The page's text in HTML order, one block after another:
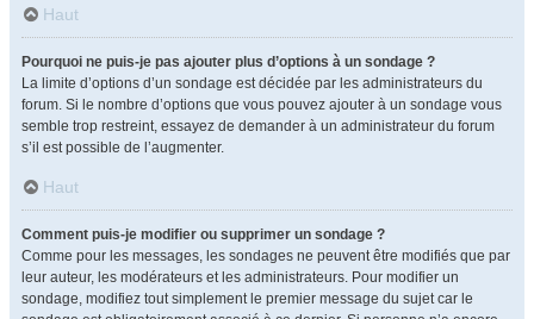
Haut
Pourquoi ne puis-je pas ajouter plus d’options à un sondage ?
La limite d’options d’un sondage est décidée par les administrateurs du
forum. Si le nombre d’options que vous pouvez ajouter à un sondage vous
semble trop restreint, essayez de demander à un administrateur du forum
s’il est possible de l’augmenter.
Haut
Comment puis-je modifier ou supprimer un sondage ?
Comme pour les messages, les sondages ne peuvent être modifiés que par
leur auteur, les modérateurs et les administrateurs. Pour modifier un
sondage, modifiez tout simplement le premier message du sujet car le